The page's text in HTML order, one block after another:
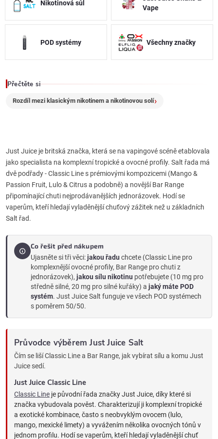
p
r
k
y
v
p
i
s
u
Nikotinová sůl
Vape
POD systémy Všechny značky
Přečtěte si
Rozdíl mezi klasickým nikotinem a nikotinovou solí
Just Juice je britská značka, která se na vapingové scéně etablovala
jako specialista na komplexní tropické a ovocné profily. Salt řada má
dvě podřady - Classic Line s prémiovými kompozicemi (Mango &
Passion Fruit, Lulo & Citrus a podobně) a novější Bar Range
připomínající chuti nejprodávanějších jednorázovek. Hodí se
vaperům, kteří hledají vyladěnější chuťový zážitek než u základních
Salt řad.
Co řešit před nákupem
Ujasněte si tři věci:jakou řadu chcete (Classic Line pro
komplexnější ovocné profily, Bar Range pro chuti z
jednorázovek), jakou sílu nikotinu potřebujete (10 mg pro
středně silné, 20 mg pro silné kuřáky) a jaký máte POD
systém. Just Juice Salt funguje ve všech POD systémech
s poměrem 50/50.
Průvodce výběrem Just Juice Salt
Čím se liší Classic Line a Bar Range, jak vybírat sílu a komu Just
Juice sedí.
Just Juice Classic Line
Classic Line je původní řada značky Just Juice, díky které si
značka vybudovala pověst. Charakterizují ji komplexní tropické
a exotické kombinace, často s neobvyklým ovocem (lulo,
mango, mexické limety) a vyvážením několika ovocných tónů v
jednom profilu. Hodí se vaperům, kteří hledají vyladěnější chuť